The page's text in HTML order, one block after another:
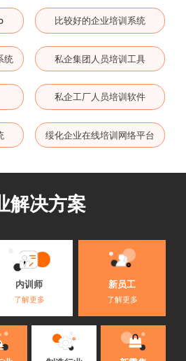
比较好的企业培训系统
统 私企集团人员培训工具
私企工厂人员培训软件
绥化企业在线培训网络平台
解决方案
内训师
了解更多
新员工
了解更多